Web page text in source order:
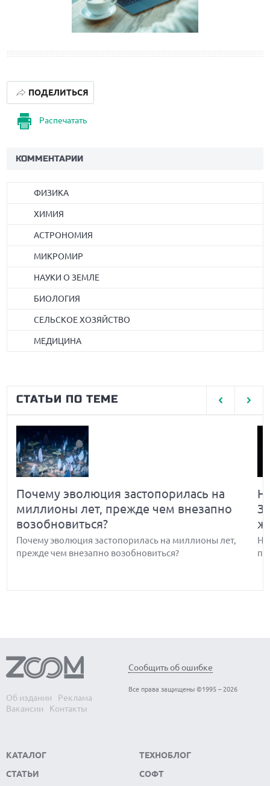
Распечатать
ПОДЕЛИТЬСЯ
КОММЕНТАРИИ
ФИЗИКА
ХИМИЯ
АСТРОНОМИЯ
МИКРОМИР
НАУКИ О ЗЕМЛЕ
БИОЛОГИЯ
СЕЛЬСКОЕ ХОЗЯЙСТВО
МЕДИЦИНА
СТАТЬИ ПО ТЕМЕ
Почему эволюция застопорилась на
миллионы лет, прежде чем внезапно
возобновиться?
Почему эволюция застопорилась на миллионы лет,
прежде чем внезапно возобновиться?
Обнаружены биологические часы-
хронометр организма — когда они
выходят из строя, развитие человека
останавливается
человека останавливается
Об издании
Реклама
Вакансии
Контакты
Сообщить об ошибке
Все права защищены ©1995 – 2026
КАТАЛОГ
СТАТЬИ
ТЕХНОБЛОГ
СОФТ